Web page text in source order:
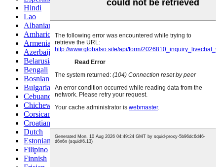
Hindi
Lao
Albanian
Amharic
Armenian
Azerbaijani
Belarusian
Bengali
Bosnian
Bulgarian
Cebuano
Chichewa
Corsican
Croatian
Dutch
Estonian
Filipino
Finnish